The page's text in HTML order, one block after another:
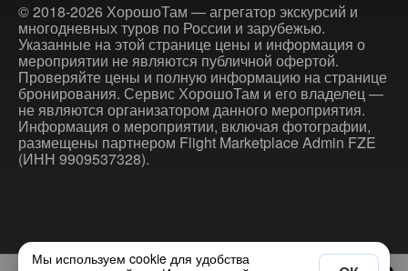
© 2018-2026 ХорошоТам — агрегатор экскурсий и
многодневных туров по России и зарубежью.
Указанные на этой странице цены и информация о
мероприятии не являются публичной офертой.
Проверяйте цены и полную информацию на странице
бронирования. Сервис ХорошоТам и его владелец —
не являются организатором данного мероприятия.
Информация о мероприятии, включая фотографии,
размещены партнером Flight Marketplace Admin FZE
(ИНН 9909537328).
Мы используем cookie для удобства